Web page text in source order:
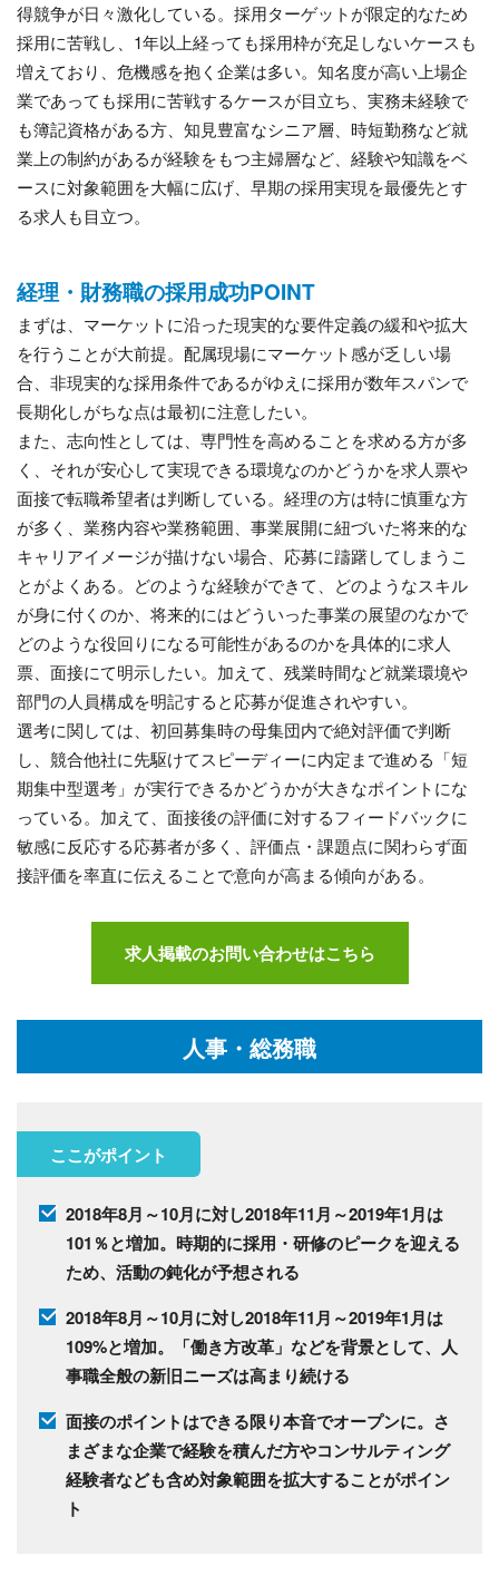
得競争が日々激化している。採用ターゲットが限定的なため
採用に苦戦し、1年以上経っても採用枠が充足しないケースも
増えており、危機感を抱く企業は多い。知名度が高い上場企
業であっても採用に苦戦するケースが目立ち、実務未経験で
も簿記資格がある方、知見豊富なシニア層、時短勤務など就
業上の制約があるが経験をもつ主婦層など、経験や知識をベ
ースに対象範囲を大幅に広げ、早期の採用実現を最優先とす
る求人も目立つ。
経理・財務職の採用成功POINT
まずは、マーケットに沿った現実的な要件定義の緩和や拡大
を行うことが大前提。配属現場にマーケット感が乏しい場
合、非現実的な採用条件であるがゆえに採用が数年スパンで
長期化しがちな点は最初に注意したい。
また、志向性としては、専門性を高めることを求める方が多
く、それが安心して実現できる環境なのかどうかを求人票や
面接で転職希望者は判断している。経理の方は特に慎重な方
が多く、業務内容や業務範囲、事業展開に紐づいた将来的な
キャリアイメージが描けない場合、応募に躊躇してしまうこ
とがよくある。どのような経験ができて、どのようなスキル
が身に付くのか、将来的にはどういった事業の展望のなかで
どのような役回りになる可能性があるのかを具体的に求人
票、面接にて明示したい。加えて、残業時間など就業環境や
部門の人員構成を明記すると応募が促進されやすい。
選考に関しては、初回募集時の母集団内で絶対評価で判断
し、競合他社に先駆けてスピーディーに内定まで進める「短
期集中型選考」が実行できるかどうかが大きなポイントにな
っている。加えて、面接後の評価に対するフィードバックに
敏感に反応する応募者が多く、評価点・課題点に関わらず面
接評価を率直に伝えることで意向が高まる傾向がある。
求人掲載のお問い合わせはこちら
人事・総務職
ここがポイント
2018年8月～10月に対し2018年11月～2019年1月は
101％と増加。時期的に採用・研修のピークを迎える
ため、活動の鈍化が予想される
2018年8月～10月に対し2018年11月～2019年1月は
109%と増加。「働き方改革」などを背景として、人
事職全般の新旧ニーズは高まり続ける
面接のポイントはできる限り本音でオープンに。さ
まざまな企業で経験を積んだ方やコンサルティング
経験者なども含め対象範囲を拡大することがポイン
ト